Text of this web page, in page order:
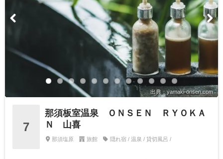
出典：yamaki-onsen.com
7
那須板室温泉 ＯＮＳＥＮ ＲＹＯＫＡ
Ｎ 山喜
那須塩原 旅館 隠れ宿 / 温泉 / 貸切風呂 /